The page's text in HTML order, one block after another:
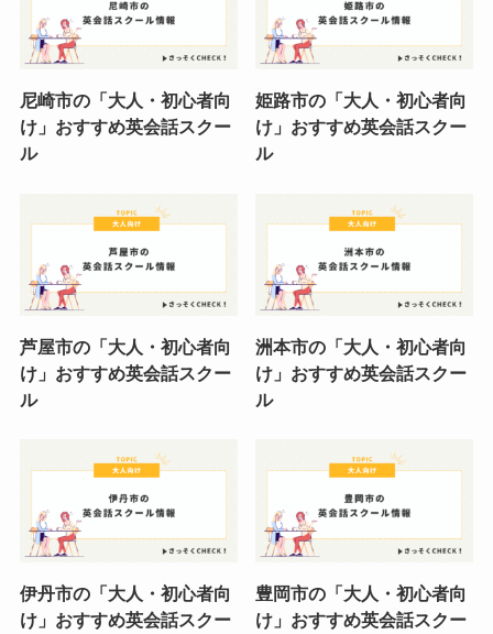
尼崎市の「大人・初心者向
け」おすすめ英会話スクー
ル
姫路市の「大人・初心者向
け」おすすめ英会話スクー
ル
芦屋市の「大人・初心者向
け」おすすめ英会話スクー
ル
洲本市の「大人・初心者向
け」おすすめ英会話スクー
ル
伊丹市の「大人・初心者向
け」おすすめ英会話スクー
豊岡市の「大人・初心者向
け」おすすめ英会話スクー